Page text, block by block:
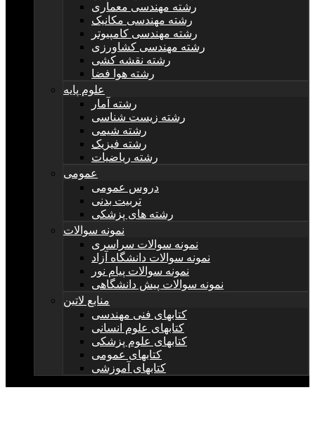
رشته مهندسی معماری
رشته مهندسی مکانیک
رشته مهندسی کامپیوتر
رشته مهندسی کشاورزی
رشته نقشه کشی
رشته هوا فضا
علوم پایه
رشته آمار
رشته زیست شناسی
رشته شیمی
رشته فیزیک
رشته ریاضیات
عمومی
دروس عمومی
تربیت بدنی
رشته های پزشکی
نمونه سوالات
نمونه سوالات سراسری
نمونه سوالات دانشگاه آزاد
نمونه سوالات پیام نور
نمونه سوالات پیش دانشگاهی
منابع لاتین
کتابهای فنی مهندسی
کتابهای علوم انسانی
کتابهای علوم پزشکی
کتابهای عمومی
کتابهای آموزشی